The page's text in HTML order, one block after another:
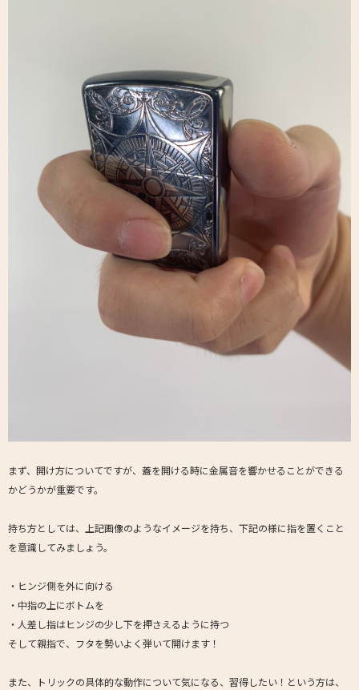
まず、開け方についてですが、蓋を開ける時に金属音を響かせることができる
かどうかが重要です。
持ち方としては、上記画像のようなイメージを持ち、下記の様に指を置くこと
を意識してみましょう。
・ヒンジ側を外に向ける
・中指の上にボトムを
・人差し指はヒンジの少し下を押さえるように持つ
そして親指で、フタを勢いよく弾いて開けます！
また、トリックの具体的な動作について気になる、習得したい！という方は、